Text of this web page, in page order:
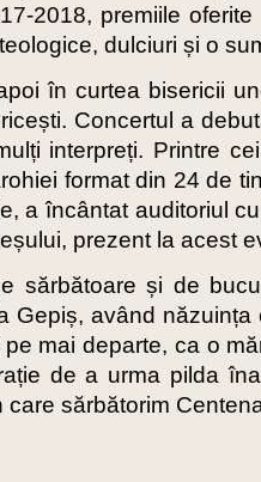
2018, premiile
dulciuri și o
în curtea bisericii
Concertul a
interpreți. Printre
format din 24 de
a încântat auditoriul
prezent la acest
sărbătoare și de
Gepiș, având
mai departe, ca o
de a urma pilda
sărbătorim